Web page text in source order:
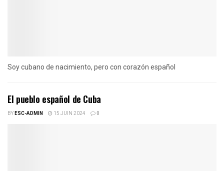
Soy cubano de nacimiento, pero con corazón español
El pueblo español de Cuba
BYESC-ADMIN 15 JUIN 2024 0